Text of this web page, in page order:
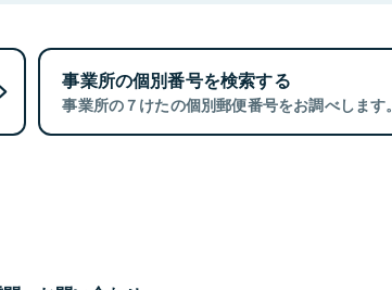
事業所の個別番号を検索する
事業所の７けたの個別郵便番号をお調べします。